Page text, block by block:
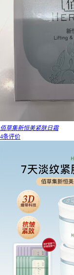
佰草集新恒美紧肤日霜
4条评价